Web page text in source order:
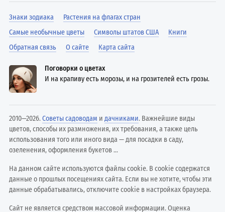
Знаки зодиака
Растения на флагах стран
Самые необычные цветы
Символы штатов США
Книги
Обратная связь
О сайте Карта сайта
Поговорки о цветах
И на крапиву есть морозы, и на грозителей есть грозы.
2010—2026.Советы садоводам идачниками. Важнейшие виды
цветов, способы их размножения, их требования, а также цель
использования того или иного вида — для посадки в саду,
озеленения, оформления букетов ...
На данном сайте используются файлы cookie. В cookie содержатся
данные о прошлых посещениях сайта. Если вы не хотите, чтобы эти
данные обрабатывались, отключите cookie в настройках браузера.
Сайт не является средством массовой информации. Оценка